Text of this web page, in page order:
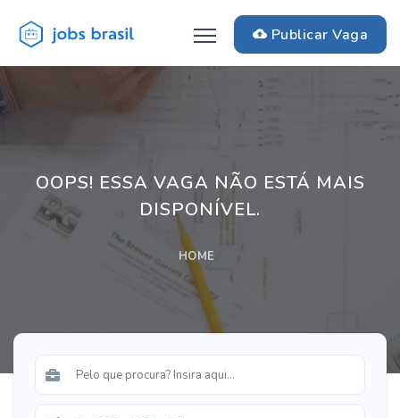
Publicar Vaga
OOPS! ESSA VAGA NÃO ESTÁ MAIS
DISPONÍVEL.
HOME